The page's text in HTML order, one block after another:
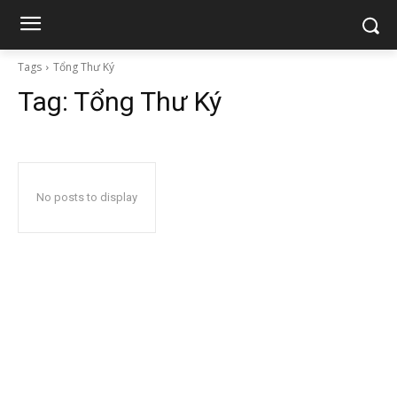
Tags Tổng Thư Ký
Tag: Tổng Thư Ký
No posts to display